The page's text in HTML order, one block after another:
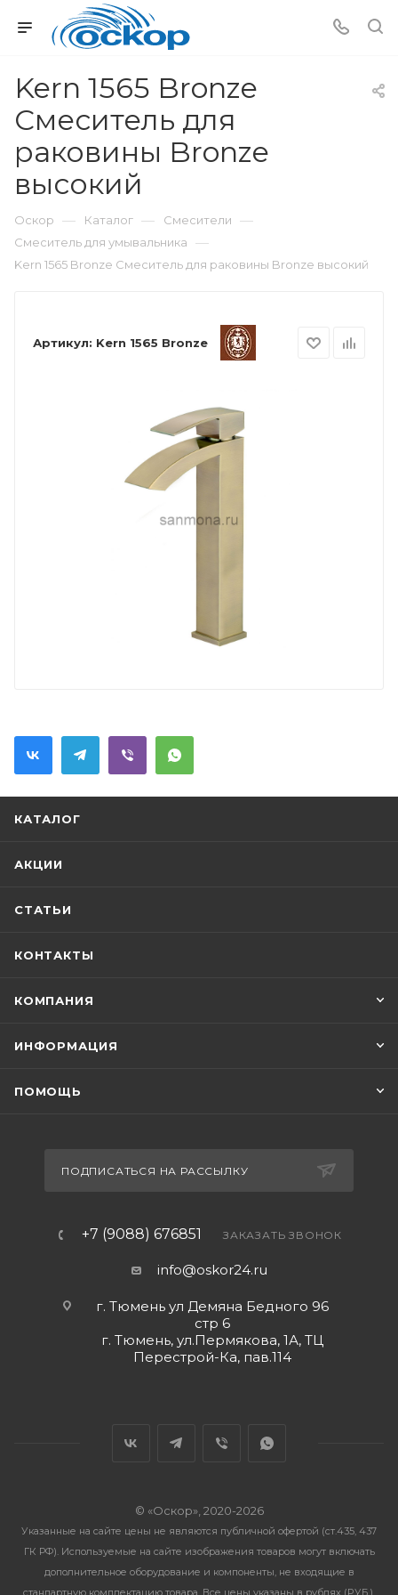
Kern 1565 Bronze
Смеситель для
раковины Bronze
высокий
Оскор — Каталог — Смесители —
Смеситель для умывальника —
Kern 1565 Bronze Смеситель для раковины Bronze высокий
Артикул: Kern 1565 Bronze
КАТАЛОГ
АКЦИИ
СТАТЬИ
КОНТАКТЫ
КОМПАНИЯ
ИНФОРМАЦИЯ
ПОМОЩЬ
ПОДПИСАТЬСЯ НА РАССЫЛКУ
+7 (9088) 676851 ЗАКАЗАТЬ ЗВОНОК
info@oskor24.ru
г. Тюмень ул Демяна Бедного 96
стр 6
г. Тюмень, ул.Пермякова, 1А, ТЦ
Перестрой-Ка, пав.114
© «Оскор», 2020-2026
Указанные на сайте цены не являются публичной офертой (ст.435, 437
ГК РФ). Используемые на сайте изображения товаров могут включать
дополнительное оборудование и компоненты, не входящие в
стандартную комплектацию товара. Все цены указаны в рублях (PУБ.).